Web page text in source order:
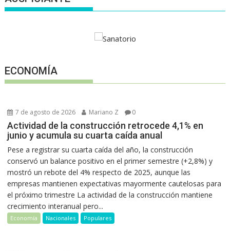
ECONOMÍA
7 de agosto de 2026 Mariano Z 0
Actividad de la construcción retrocede 4,1% en
junio y acumula su cuarta caída anual
Pese a registrar su cuarta caída del año, la construcción
conservó un balance positivo en el primer semestre (+2,8%) y
mostró un rebote del 4% respecto de 2025, aunque las
empresas mantienen expectativas mayormente cautelosas para
el próximo trimestre La actividad de la construcción mantiene
crecimiento interanual pero...
Economía Nacionales Populares